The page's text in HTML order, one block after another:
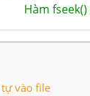
Hàm
vào file